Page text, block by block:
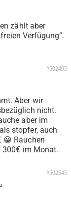
zählt aber
Verfügung”.
#502495
Aber wir
nicht.
aber im
stopfer, auch
😀 Rauchen
300€ im Monat.
#502545